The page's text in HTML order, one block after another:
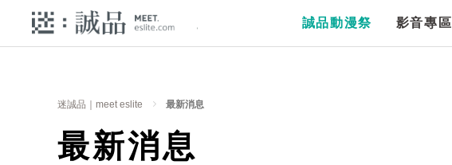
誠品動漫祭 影音專區
迷誠品｜meet eslite 最新消息
最新消息